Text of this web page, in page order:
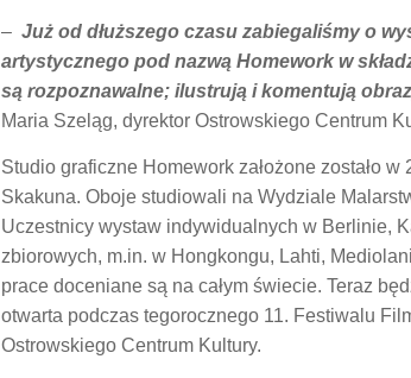
– Już od dłuższego czasu zabiegaliśmy o
artystycznego pod nazwą Homework w
są rozpoznawalne; ilustrują i komentują
Maria Szeląg, dyrektor Ostrowskiego Centrum
Studio graficzne Homework założone zostało
Skakuna. Oboje studiowali na Wydziale
Uczestnicy wystaw indywidualnych w Berlinie,
zbiorowych, m.in. w Hongkongu, Lahti,
prace doceniane są na całym świecie. Teraz
otwarta podczas tegorocznego 11. Festiwalu
Ostrowskiego Centrum Kultury.